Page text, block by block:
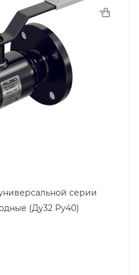
серии
(Ду32 Pу40)